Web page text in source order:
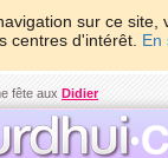
sur ce
centres d'intérêt. En
fête aux Didier